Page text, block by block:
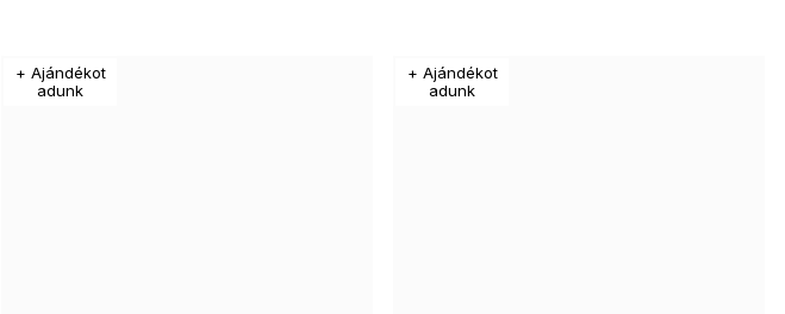
+ Ajándékot
adunk
+ Ajándékot
adunk